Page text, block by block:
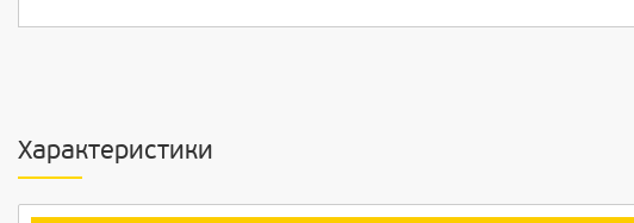
Характеристики